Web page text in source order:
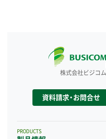
株式会社ビジコム
資料請求・お問合せ
PRODUCTS